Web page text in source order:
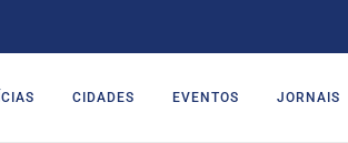
CIDADES EVENTOS JORNAIS